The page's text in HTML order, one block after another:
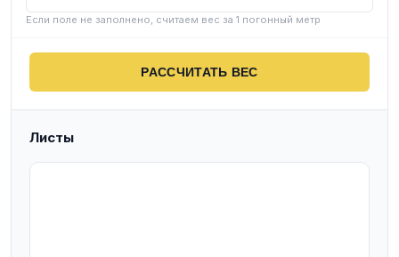
Если поле не заполнено, считаем вес за 1 погонный метр
РАССЧИТАТЬ ВЕС
Листы